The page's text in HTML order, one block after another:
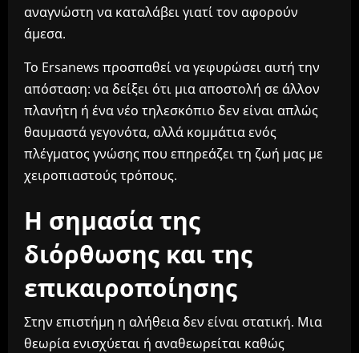
αναγνώστη να καταλάβει γιατί τον αφορούν
άμεσα.
Το Ersanews προσπαθεί να γεφυρώσει αυτή την
απόσταση: να δείξει ότι μια αποστολή σε άλλον
πλανήτη ή ένα νέο τηλεσκόπιο δεν είναι απλώς
θαυμαστά γεγονότα, αλλά κομμάτια ενός
πλέγματος γνώσης που επηρεάζει τη ζωή μας με
χειροπιαστούς τρόπους.
Η σημασία της
διόρθωσης και της
επικαιροποίησης
Στην επιστήμη η αλήθεια δεν είναι στατική. Μια
θεωρία ενισχύεται ή αναθεωρείται καθώς